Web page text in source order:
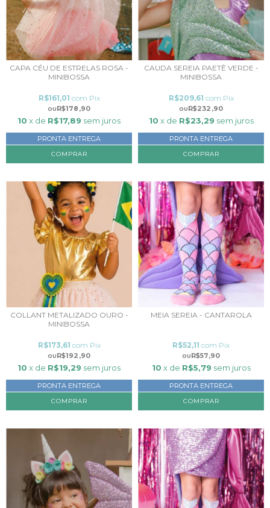
CAPA CÉU DE ESTRELAS ROSA -
MINIBOSSA
R$178,90
R$161,01 com Pix
10 x de R$17,89 sem juros
PRONTA ENTREGA
COMPRAR
CAUDA SEREIA PAETÊ VERDE -
MINIBOSSA
R$232,90
R$209,61 com Pix
10 x de R$23,29 sem juros
PRONTA ENTREGA
COMPRAR
COLLANT METALIZADO OURO -
MINIBOSSA
R$192,90
R$173,61 com Pix
10 x de R$19,29 sem juros
PRONTA ENTREGA
COMPRAR
MEIA SEREIA - CANTAROLA
R$57,90
R$52,11 com Pix
10 x de R$5,79 sem juros
PRONTA ENTREGA
COMPRAR